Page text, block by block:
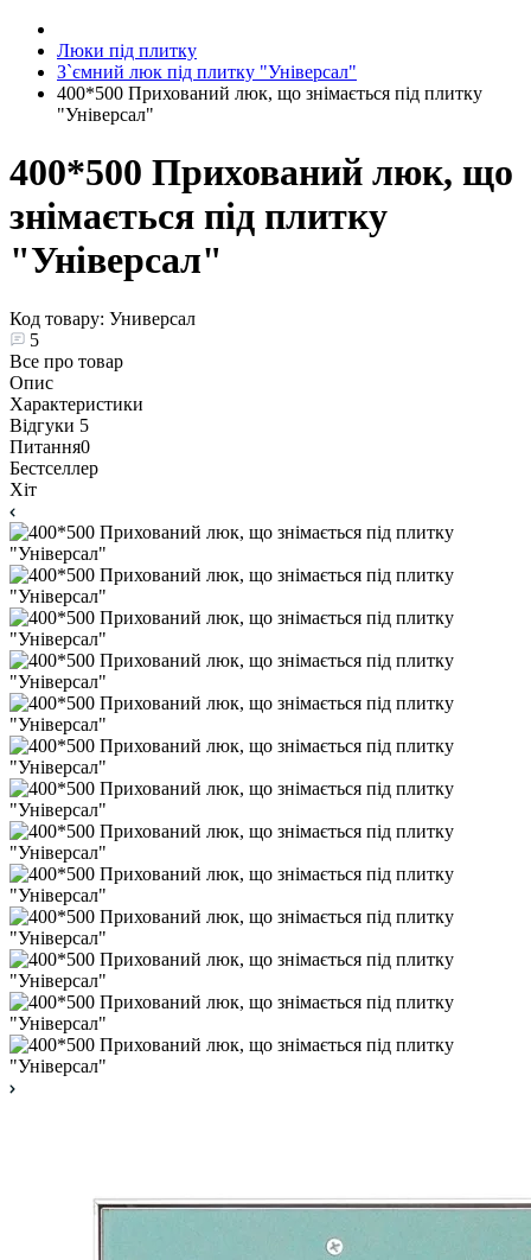
Люки під плитку
З`ємний люк під плитку "Універсал"
400*500 Прихований люк, що знімається під плитку
"Універсал"
400*500 Прихований люк, що
знімається під плитку
"Універсал"
Код товару: Универсал
5
Все про товар
Опис
Характеристики
Відгуки 5
Питання0
Бестселлер
Хіт